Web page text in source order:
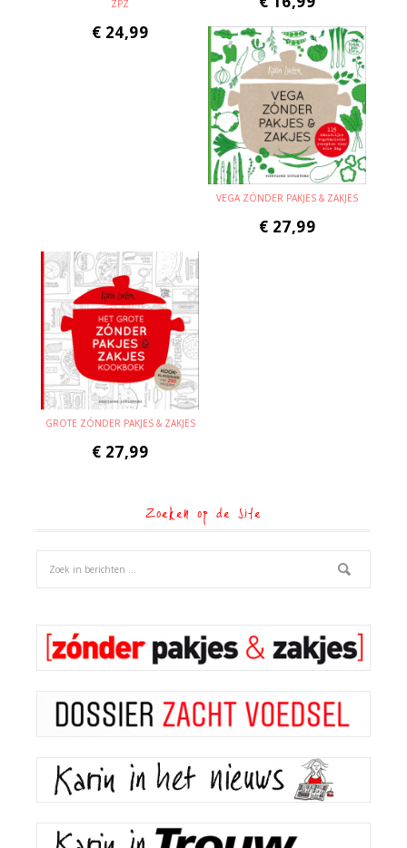
ZPZ
€ 24,99
VEGA ZÓNDER PAKJES & ZAKJES
€ 27,99
GROTE ZÓNDER PAKJES & ZAKJES
€ 27,99
Zoeken op de site